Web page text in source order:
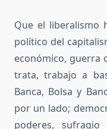
Que el liberalismo
político del
económico, guerra
trata, trabajo a
Banca, Bolsa y
por un lado;
poderes, sufragio